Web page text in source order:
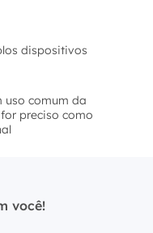
dispositivos
uso comum da
preciso como
você!